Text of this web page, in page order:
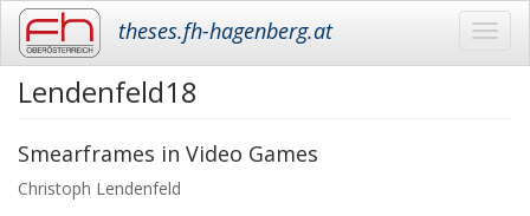
Skip
content
theses.fh-hagenberg.at
Lendenfeld18
Smearframes in Video Games
Christoph Lendenfeld